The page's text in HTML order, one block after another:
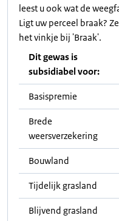
leest u ook wat de
Ligt uw perceel braak?
het vinkje bij 'Braak'.
Dit gewas is
subsidiabel voor:
Basispremie
Brede
weersverzekering
Bouwland
Tijdelijk grasland
Blijvend grasland